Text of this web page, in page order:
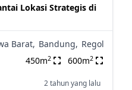
Lokasi Strategis di
Barat, Bandung, Regol
450m2 600m2
2 tahun yang lalu